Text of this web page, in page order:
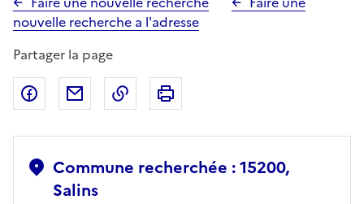
nouvelle recherche a l'adresse
Partager la page
Partager sur Facebook
Partager par emailCopier dans le presse-papier
Commune recherchée : 15200,
Salins